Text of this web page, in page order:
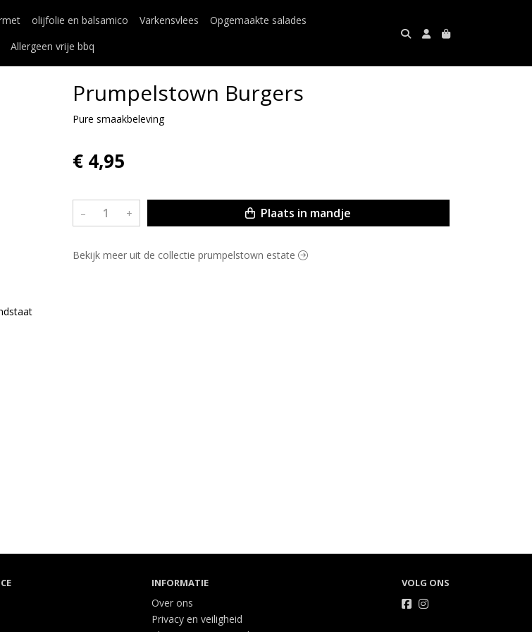
olijfolie en balsamico Varkensvlees
Opgemaakte salades
Allergeen vrije bbq
Prumpelstown Burgers
Pure smaakbeleving
€ 4,95
– + Plaats in mandje
Bekijk meer uit de collectie prumpelstown estate
INFORMATIE
Over ons
Privacy en veiligheid
VOLG ONS